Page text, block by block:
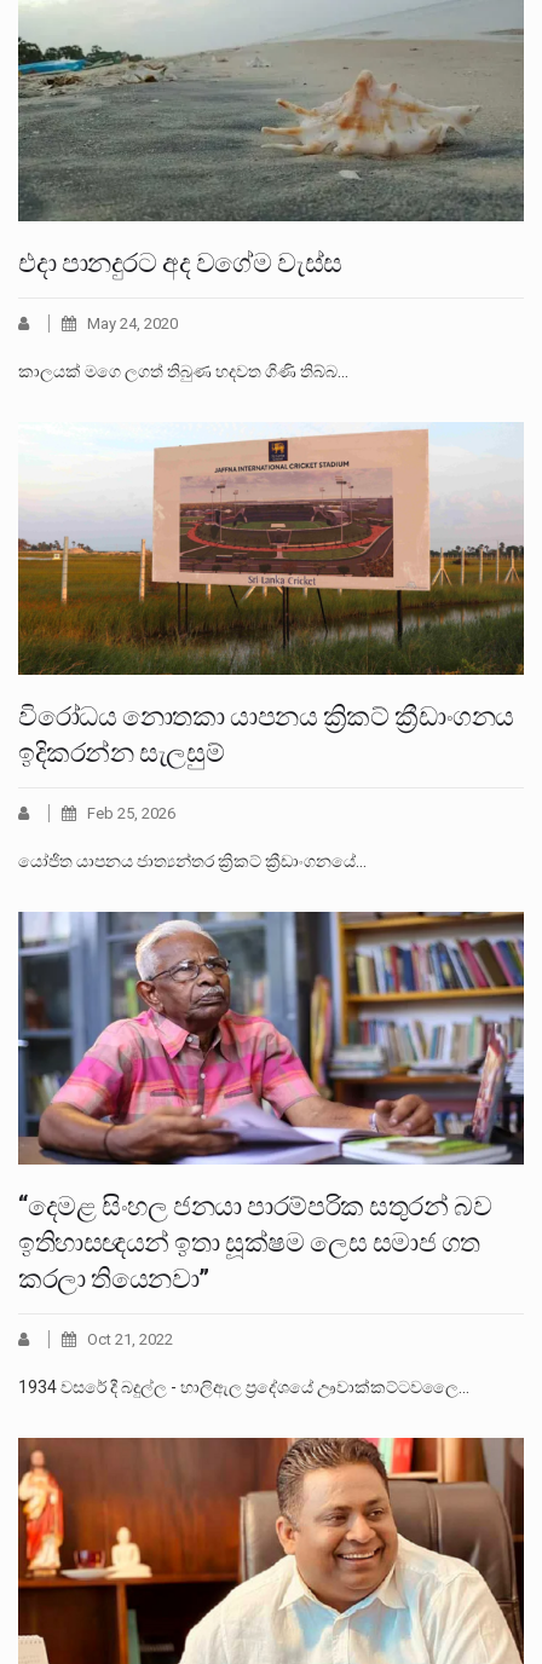
එදා පානදුරට අද වගේම වැස්ස
May 24, 2020
කාලයක් මගෙ ලගත් තිබුණ හදවත ගිණි තිබ්බ…
විරෝධය නොතකා යාපනය ක්‍රිකට් ක්‍රීඩාංගනය
ඉදිකරන්න සැලසුම්
Feb 25, 2026
යෝජිත යාපනය ජාත්‍යන්තර ක්‍රිකට් ක්‍රීඩාංගනයේ…
“දෙමළ සිංහල ජනයා පාරම්පරික සතුරන් බව
ඉතිහාසඥයන් ඉතා සූක්ෂම ලෙස සමාජ ගත
කරලා තියෙනවා”
Oct 21, 2022
1934 වසරේ දී බදුල්ල - හාලිඇල ප්‍රදේශයේ ඌවාක්කට්ටවලෛ…